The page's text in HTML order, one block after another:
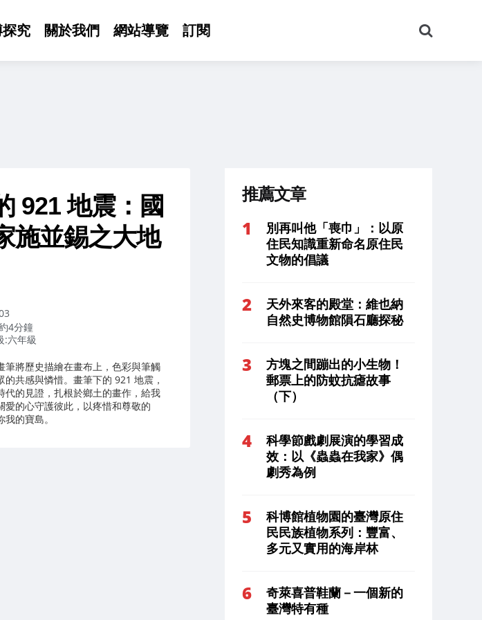
究 關於我們 網站導覽 訂閱
尋
921 地震：國
施並錫之大地
4分鐘
:六年級
筆將歷史描繪在畫布上，色彩與筆觸
的共感與憐惜。畫筆下的 921 地震，
代的見證，扎根於鄉土的畫作，給我
愛的心守護彼此，以疼惜和尊敬的
的寶島。
推薦文章
別再叫他「喪巾」：以原
住民知識重新命名原住民
文物的倡議
天外來客的殿堂：維也納
自然史博物館隕石廳探秘
方塊之間蹦出的小生物！
郵票上的防蚊抗瘧故事
（下）
科學節戲劇展演的學習成
效：以《蟲蟲在我家》偶
劇秀為例
科博館植物園的臺灣原住
民民族植物系列：豐富、
多元又實用的海岸林
奇萊喜普鞋蘭－一個新的
臺灣特有種